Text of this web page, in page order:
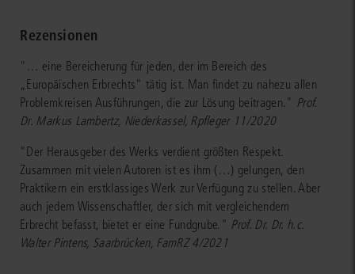
Rezensionen
"… eine Bereicherung für jeden, der im Bereich des
„Europäischen Erbrechts" tätig ist. Man findet zu nahezu allen
Problemkreisen Ausführungen, die zur Lösung beitragen." Prof.
Dr. Markus Lambertz, Niederkassel, Rpfleger 11/2020
"Der Herausgeber des Werks verdient größten Respekt.
Zusammen mit vielen Autoren ist es ihm (…) gelungen, den
Praktikern ein erstklassiges Werk zur Verfügung zu stellen. Aber
auch jedem Wissenschaftler, der sich mit vergleichendem
Erbrecht befasst, bietet er eine Fundgrube." Prof. Dr. Dr. h.c.
Walter Pintens, Saarbrücken, FamRZ 4/2021